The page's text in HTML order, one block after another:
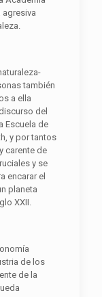
también
a ella
del
Escuela de
y por tantos
carente de
y se
encarar el
planeta
XXII.
de los
de la